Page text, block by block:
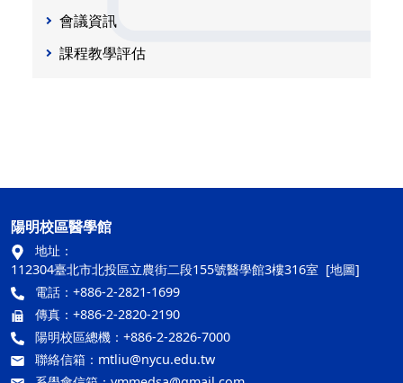
會議資訊
課程教學評估
陽明校區醫學館
地址：
112304臺北市北投區立農街二段155號醫學館3樓316室 [地圖]
電話：+886-2-2821-1699
傳真：+886-2-2820-2190
陽明校區總機：+886-2-2826-7000
聯絡信箱： mtliu@nycu.edu.tw